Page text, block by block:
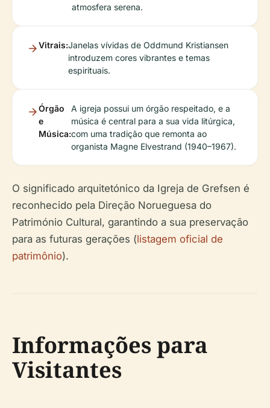
atmosfera serena.
Vitrais:Janelas vívidas de Oddmund Kristiansen
introduzem cores vibrantes e temas
espirituais.
Órgão
e
Música:
A igreja possui um órgão respeitado, e a
música é central para a sua vida litúrgica,
com uma tradição que remonta ao
organista Magne Elvestrand (1940–1967).
O significado arquitetónico da Igreja de Grefsen é
reconhecido pela Direção Norueguesa do
Património Cultural, garantindo a sua preservação
para as futuras gerações (listagem oficial de
patrimônio).
Informações para
Visitantes